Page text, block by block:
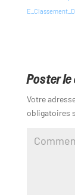
Poster
Votre
obligatoires